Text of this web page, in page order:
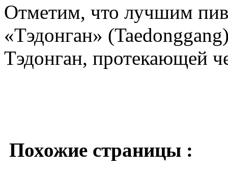
Отметим, что лучшим
«Тэдонган»
Тэдонган, протекающей
Похожие страницы :